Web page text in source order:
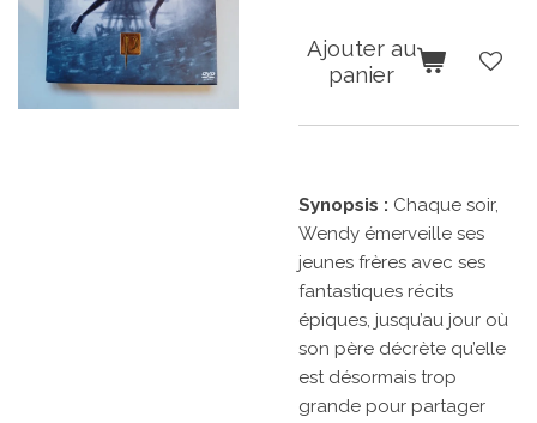
Ajouter au
panier
Synopsis : Chaque soir,
Wendy émerveille ses
jeunes frères avec ses
fantastiques récits
épiques, jusqu’au jour où
son père décrète qu’elle
est désormais trop
grande pour partager